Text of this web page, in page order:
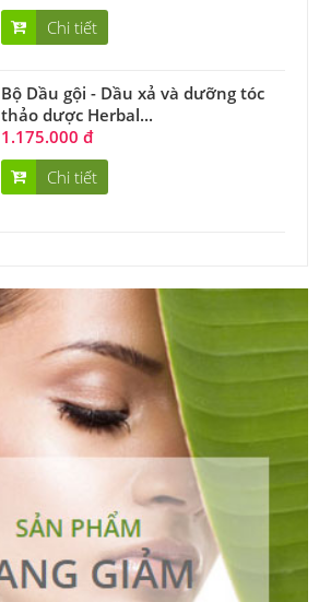
Chi tiết
Bộ Dầu gội - Dầu xả và dưỡng tóc
thảo dược Herbal...
1.175.000 đ
Chi tiết